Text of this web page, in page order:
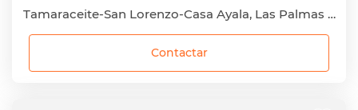
Tamaraceite-San Lorenzo-Casa Ayala, Las Palmas de Gran Canaria, Las Palmas
Contactar